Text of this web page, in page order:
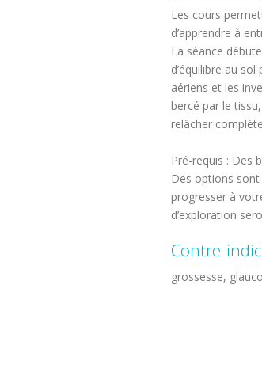
Les cours
d’apprendre à
La séance
d’équilibre au
aériens et les
bercé par le
relâcher
Pré-requis : Des
Des options
progresser à
d’exploration
Contre-
grossesse,